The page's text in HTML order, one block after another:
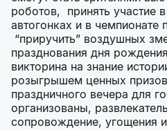
роботов, принять участие
автогонках и в
“приручить” воздушных
празднования дня
викторина на знание
розыгрышем ценных
праздничного вечера для
организованы,
сопровождение,